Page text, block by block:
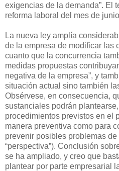
exigencias de la demanda”. El
reforma laboral del mes de
La nueva ley amplía
de la empresa de modificar las
cuanto que la concurrencia
medidas propuestas
negativa de la empresa”, y
situación actual sino también
Obsérvese, en consecuencia,
sustanciales podrán
procedimientos previstos en el
manera preventiva como para
prevenir posibles problemas de
“perspectiva”). Conclusión
se ha ampliado, y creo que
plantear por parte empresarial